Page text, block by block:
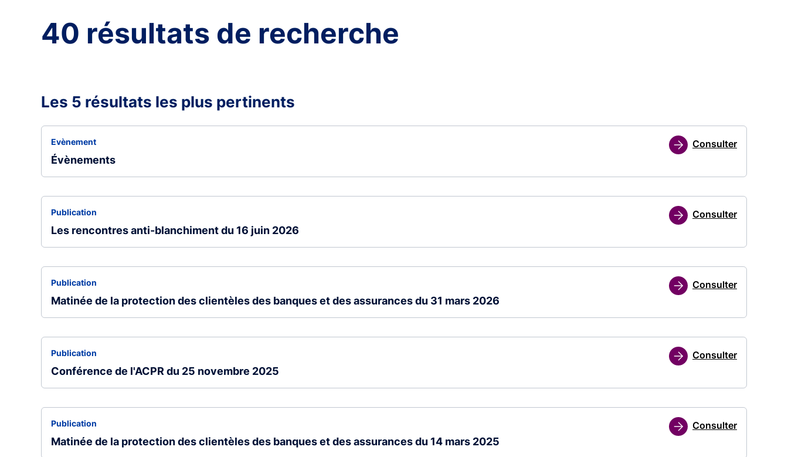
40 résultats de recherche
Les 5 résultats les plus pertinents
Évènements
Evènement Consulter
Les rencontres anti-blanchiment du 16 juin 2026
Publication Consulter
Matinée de la protection des clientèles des banques et des assurances du 31 mars 2026
Publication Consulter
Conférence de l'ACPR du 25 novembre 2025
Publication Consulter
Matinée de la protection des clientèles des banques et des assurances du 14 mars 2025
Publication Consulter